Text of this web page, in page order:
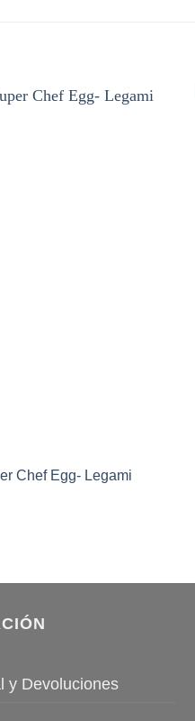
Chef Egg- Legami
y Devoluciones